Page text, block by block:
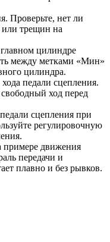
Проверьте, нет ли
трещин на
цилиндре
между метками «Мин»
цилиндра.
педали сцепления.
ход перед
сцепления при
регулировочную
примере движения
передачи и
плавно и без рывков.